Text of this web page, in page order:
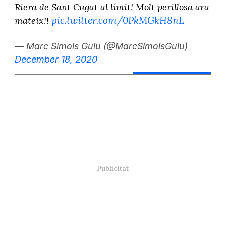
Riera de Sant Cugat al límit! Molt perillosa ara
mateix!! pic.twitter.com/0PkMGkH8nL
— Marc Simois Guiu (@MarcSimoisGuiu)
December 18, 2020